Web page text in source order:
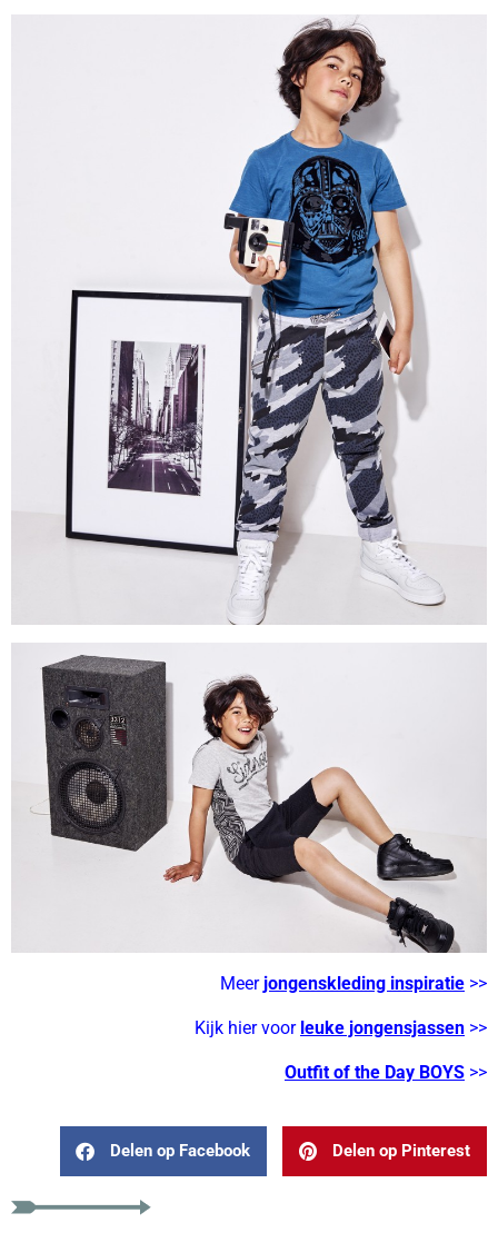
Meer jongenskleding inspiratie >>
Kijk hier voor leuke jongensjassen >>
Outfit of the Day BOYS >>
Delen op Facebook Delen op Pinterest